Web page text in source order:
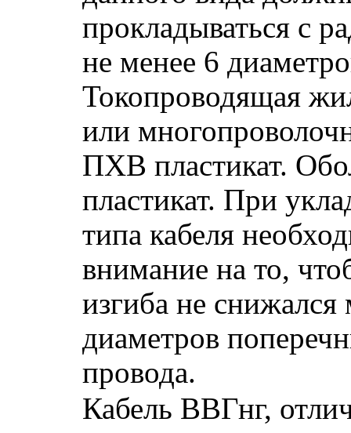
прокладываться с
не менее 6
Токопроводящая
или
ПХВ пластикат.
пластикат. При
типа кабеля
внимание на то,
изгиба не
диаметров
провода.
Кабель ВВГнг,